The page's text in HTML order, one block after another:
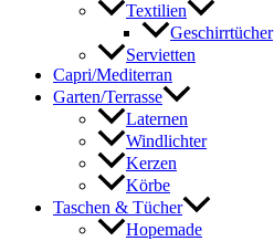
Textilien
Geschirrtücher
Servietten
Capri/Mediterran
Garten/Terrasse
Laternen
Windlichter
Kerzen
Körbe
Taschen & Tücher
Hopemade